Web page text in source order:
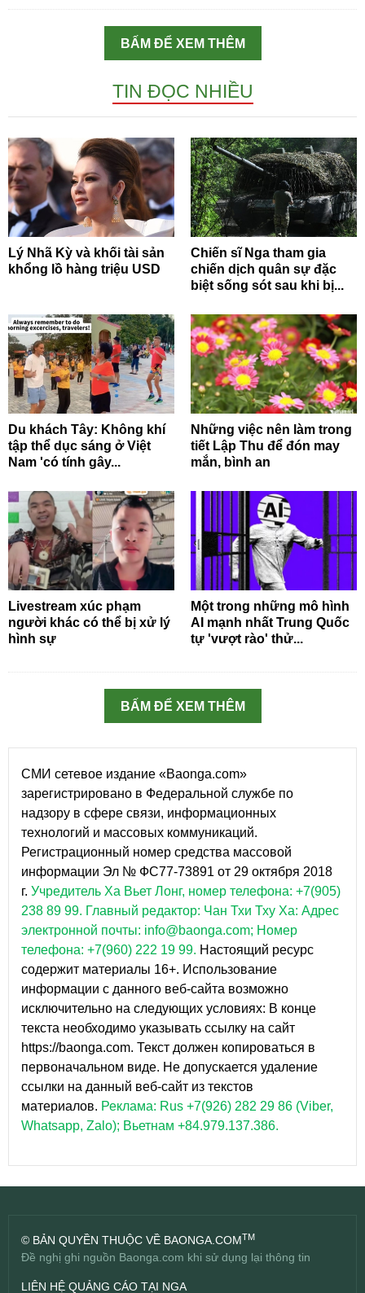
BẤM ĐỂ XEM THÊM
TIN ĐỌC NHIỀU
Lý Nhã Kỳ và khối tài sản
khổng lồ hàng triệu USD
Chiến sĩ Nga tham gia
chiến dịch quân sự đặc
biệt sống sót sau khi bị...
Du khách Tây: Không khí
tập thể dục sáng ở Việt
Nam 'có tính gây...
Những việc nên làm trong
tiết Lập Thu để đón may
mắn, bình an
Livestream xúc phạm
người khác có thể bị xử lý
hình sự
Một trong những mô hình
AI mạnh nhất Trung Quốc
tự 'vượt rào' thử...
BẤM ĐỂ XEM THÊM
СМИ сетевое издание «Baonga.com»
зарегистрировано в Федеральной службе по
надзору в сфере связи, информационных
технологий и массовых коммуникаций.
Регистрационный номер средства массовой
информации Эл № ФС77-73891 от 29 октября 2018
г. Учредитель Ха Вьет Лонг, номер телефона: +7(905)
238 89 99. Главный редактор: Чан Тхи Тху Ха: Адрес
электронной почты: info@baonga.com; Номер
телефона: +7(960) 222 19 99. Настоящий ресурс
содержит материалы 16+. Использование
информации с данного веб-сайта возможно
исключительно на следующих условиях: В конце
текста необходимо указывать ссылку на сайт
https://baonga.com. Текст должен копироваться в
первоначальном виде. Не допускается удаление
ссылки на данный веб-сайт из текстов
материалов. Реклама: Rus +7(926) 282 29 86 (Viber,
Whatsapp, Zalo); Вьетнам +84.979.137.386.
© BẢN QUYỀN THUỘC VỀ BAONGA.COMTM
Đề nghị ghi nguồn Baonga.com khi sử dụng lại thông tin
LIÊN HỆ QUẢNG CÁO TẠI NGA